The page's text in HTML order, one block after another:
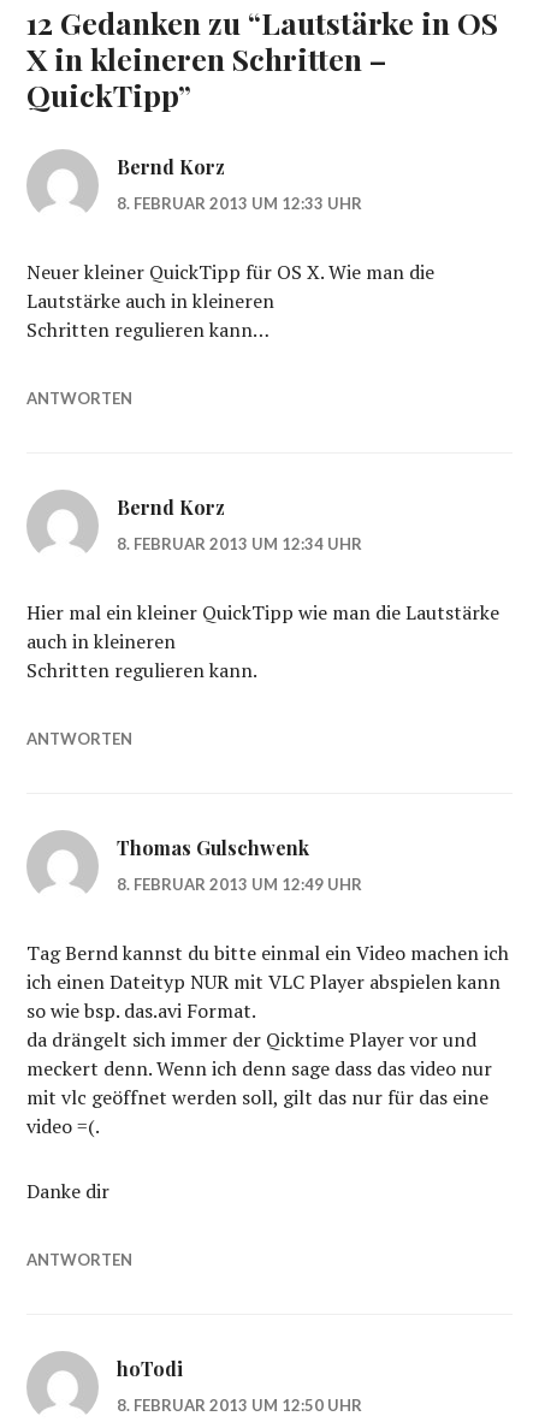
12 Gedanken zu “Lautstärke in OS
X in kleineren Schritten –
QuickTipp”
Bernd Korz
8. FEBRUAR 2013 UM 12:33 UHR
Neuer kleiner QuickTipp für OS X. Wie man die
Lautstärke auch in kleineren
Schritten regulieren kann…
ANTWORTEN
Bernd Korz
8. FEBRUAR 2013 UM 12:34 UHR
Hier mal ein kleiner QuickTipp wie man die Lautstärke
auch in kleineren
Schritten regulieren kann.
ANTWORTEN
Thomas Gulschwenk
8. FEBRUAR 2013 UM 12:49 UHR
Tag Bernd kannst du bitte einmal ein Video machen ich
ich einen Dateityp NUR mit VLC Player abspielen kann
so wie bsp. das.avi Format.
da drängelt sich immer der Qicktime Player vor und
meckert denn. Wenn ich denn sage dass das video nur
mit vlc geöffnet werden soll, gilt das nur für das eine
video =(.
Danke dir
ANTWORTEN
hoTodi
8. FEBRUAR 2013 UM 12:50 UHR